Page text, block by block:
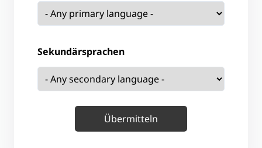
Sekundärsprachen